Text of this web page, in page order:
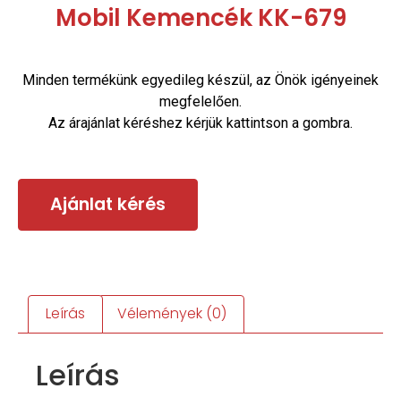
Mobil Kemencék KK-679
Minden termékünk egyedileg készül, az Önök igényeinek
megfelelően.
Az árajánlat kéréshez kérjük kattintson a gombra.
Ajánlat kérés
Leírás Vélemények (0)
Leírás